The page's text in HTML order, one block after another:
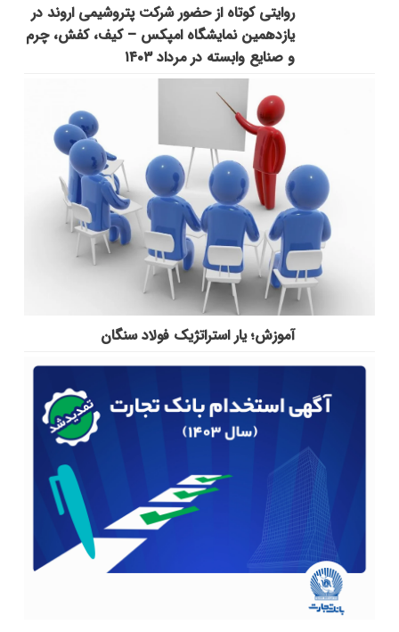
روایتی کوتاه از حضور شرکت پتروشیمی اروند در
یازدهمین نمایشگاه امپکس‌ – کیف، کفش، چرم
و صنایع وابسته در مرداد ۱۴۰۳
آموزش؛ یار استراتژیک فولاد سنگان